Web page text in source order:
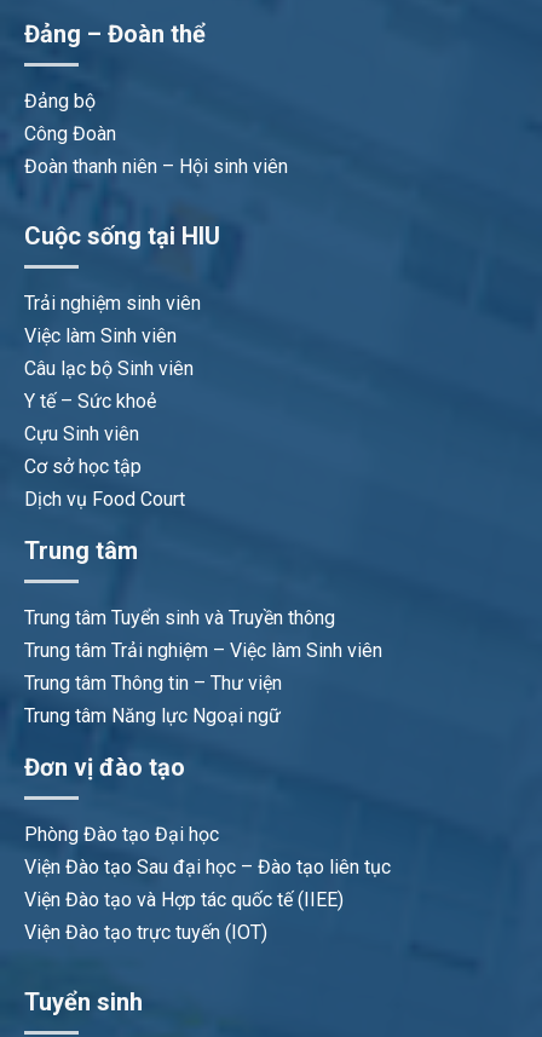
Đảng – Đoàn thể
Đảng bộ
Công Đoàn
Đoàn thanh niên – Hội sinh viên
Cuộc sống tại HIU
Trải nghiệm sinh viên
Việc làm Sinh viên
Câu lạc bộ Sinh viên
Y tế – Sức khoẻ
Cựu Sinh viên
Cơ sở học tập
Dịch vụ Food Court
Trung tâm
Trung tâm Tuyển sinh và Truyền thông
Trung tâm Trải nghiệm – Việc làm Sinh viên
Trung tâm Thông tin – Thư viện
Trung tâm Năng lực Ngoại ngữ
Đơn vị đào tạo
Phòng Đào tạo Đại học
Viện Đào tạo Sau đại học – Đào tạo liên tục
Viện Đào tạo và Hợp tác quốc tế (IIEE)
Viện Đào tạo trực tuyến (IOT)
Tuyển sinh